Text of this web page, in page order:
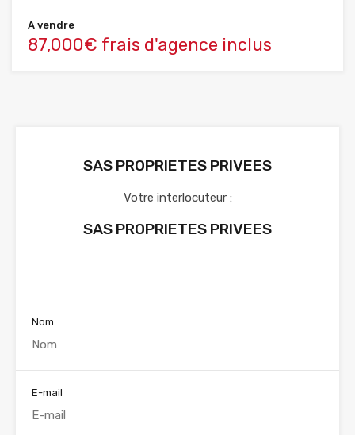
A vendre
87,000€ frais d'agence inclus
SAS PROPRIETES PRIVEES
Votre interlocuteur :
SAS PROPRIETES PRIVEES
Nom
E-mail